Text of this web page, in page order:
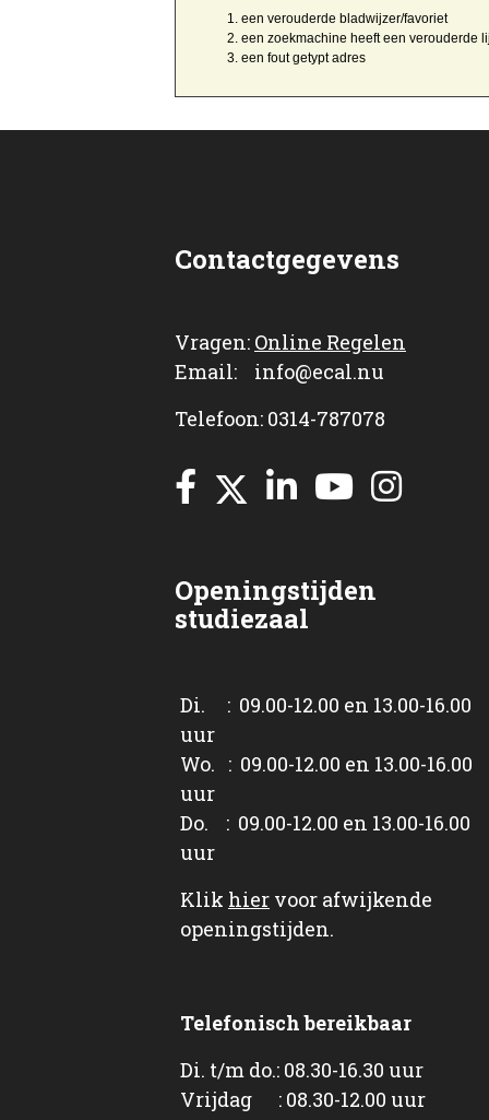
een verouderde bladwijzer/favoriet
een zoekmachine heeft een verouderde
een fout getyptadres
Contactgegevens
Vragen: Online Regelen
Email: info@ecal.nu
Telefoon: 0314-787078
Openingstijden
studiezaal
Di. : 09.00-12.00 en 13.00-16.00
uur
Wo. : 09.00-12.00 en 13.00-16.00
uur
Do. : 09.00-12.00 en 13.00-16.00
uur
Klik hier voor afwijkende
openingstijden.
Telefonisch bereikbaar
Di. t/m do.: 08.30-16.30 uur
Vrijdag : 08.30-12.00 uur